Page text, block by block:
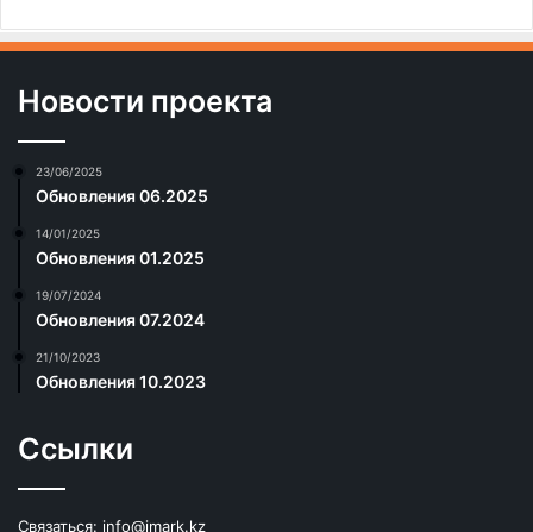
Новости проекта
23/06/2025
Обновления 06.2025
14/01/2025
Обновления 01.2025
19/07/2024
Обновления 07.2024
21/10/2023
Обновления 10.2023
Ссылки
Связаться: info@imark.kz